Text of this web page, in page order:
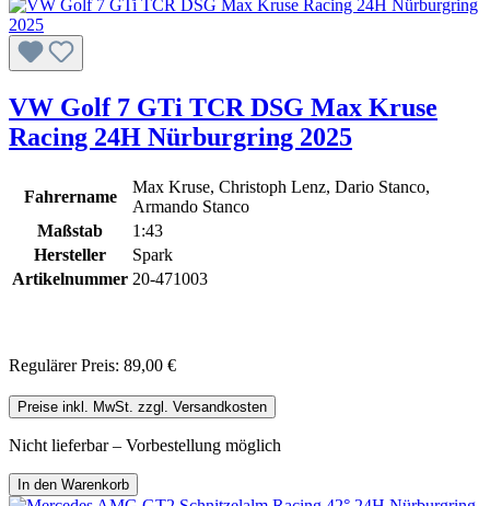
VW Golf 7 GTi TCR DSG Max Kruse
Racing 24H Nürburgring 2025
Fahrername
Max Kruse, Christoph Lenz, Dario Stanco,
Armando Stanco
Maßstab
1:43
Hersteller
Spark
Artikelnummer 20-471003
Regulärer Preis: 89,00 €
Preise inkl. MwSt. zzgl. Versandkosten
Nicht lieferbar – Vorbestellung möglich
In den Warenkorb